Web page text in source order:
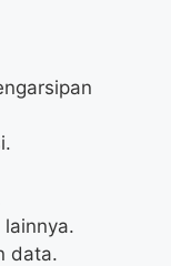
data.